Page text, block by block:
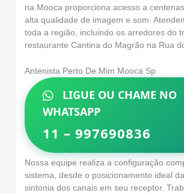
na Mooca proporciona acesso a
alta qualidade de imagem e som.
toda a região, incluindo os arredores do
restaurante Cantina do Magrão na Rua
Antenista Perto De Mim Mooca Sp
LIGUE OU CHAME NO
WHATSAPP
11 – 997690836
Nossa equipe realiza a configuração
sistema, desde o posicionamento ideal
sintonia dos canais em seu receptor.